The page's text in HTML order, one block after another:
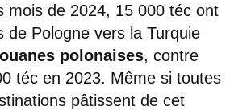
mois de 2024, 15 000 téc ont
de Pologne vers la Turquie
polonaises, contre
téc en 2023. Même si toutes
pâtissent de cet